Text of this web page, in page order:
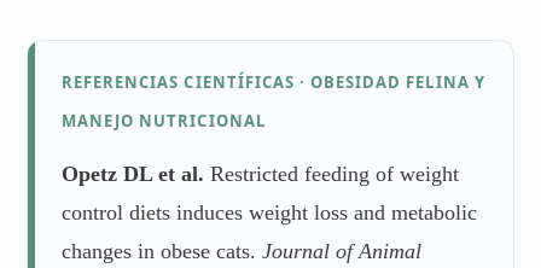
REFERENCIAS CIENTÍFICAS · OBESIDAD FELINA Y
MANEJO NUTRICIONAL
Opetz DL et al. Restricted feeding of weight
control diets induces weight loss and metabolic
changes in obese cats. Journal of Animal